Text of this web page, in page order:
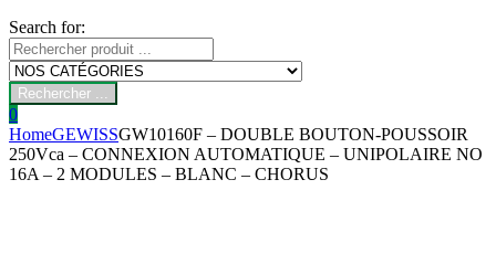
Search for:
Rechercher ...
0
HomeGEWISSGW10160F – DOUBLE BOUTON-POUSSOIR
250Vca – CONNEXION AUTOMATIQUE – UNIPOLAIRE NO
16A – 2 MODULES – BLANC – CHORUS